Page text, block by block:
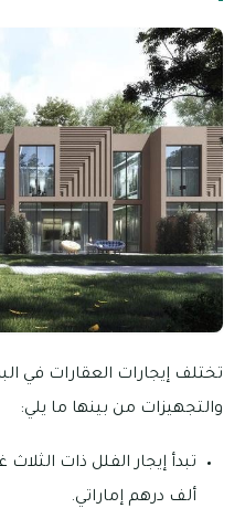
تختلف إيجارات العقارات في
والتجهيزات من بينها ما يلي:
ألف درهم إماراتي.